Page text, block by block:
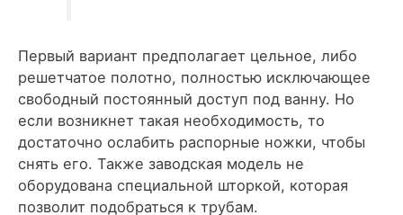
Первый вариант предполагает цельное, либо
решетчатое полотно, полностью исключающее
свободный постоянный доступ под ванну. Но
если возникнет такая необходимость, то
достаточно ослабить распорные ножки, чтобы
снять его. Также заводская модель не
оборудована специальной шторкой, которая
позволит подобраться к трубам.